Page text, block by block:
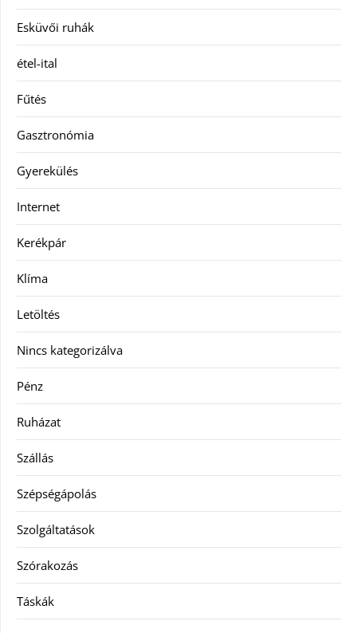
Esküvői ruhák
étel-ital
Fűtés
Gasztronómia
Gyerekülés
Internet
Kerékpár
Klíma
Letöltés
Nincs kategorizálva
Pénz
Ruházat
Szállás
Szépségápolás
Szolgáltatások
Szórakozás
Táskák